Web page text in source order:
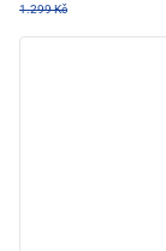
1.299 Kč